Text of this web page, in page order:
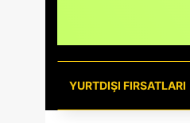
YURTDIŞI FIRSATLARI